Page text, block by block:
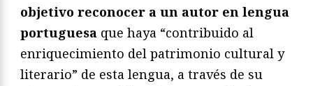
objetivo reconocer a un autor en lengua
portuguesa que haya “contribuido al
enriquecimiento del patrimonio cultural y
literario” de esta lengua, a través de su